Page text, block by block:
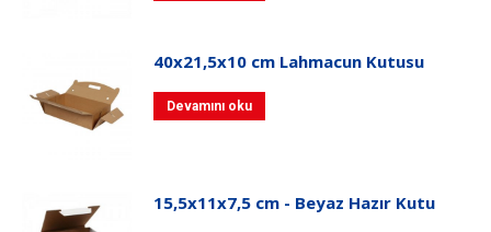
40x21,5x10 cm Lahmacun Kutusu
Devamını oku
15,5x11x7,5 cm - Beyaz Hazır Kutu